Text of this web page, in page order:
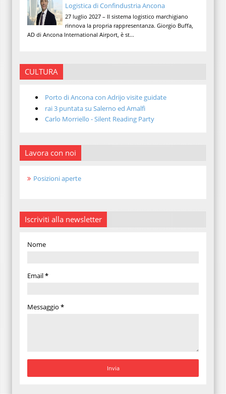
Logistica di Confindustria Ancona
27 luglio 2027 – Il sistema logistico marchigiano
rinnova la propria rappresentanza. Giorgio Buffa,
AD di Ancona International Airport, è st...
CULTURA
Porto di Ancona con Adrijo visite guidate
rai 3 puntata su Salerno ed Amalfi
Carlo Morriello - Silent Reading Party
Lavora con noi
Posizioni aperte
Iscriviti alla newsletter
Nome
Email*
Messaggio *